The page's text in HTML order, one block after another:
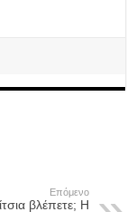
Επόμενο
βλέπετε; Η